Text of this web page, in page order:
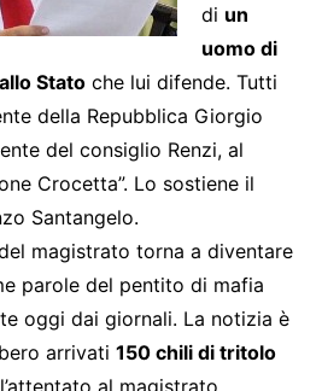
di un
uomo di
Statoche lui difende. Tutti
della Repubblica Giorgio
del consiglio Renzi, al
Crocetta”. Lo sostiene il
Santangelo.
magistrato torna a diventare
parole del pentito di mafia
oggi dai giornali. La notizia è
arrivati 150 chili di tritolo
al magistrato